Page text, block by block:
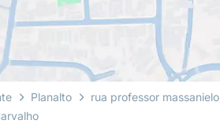
Planalto
rua professor